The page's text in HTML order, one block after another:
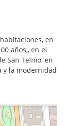
en
años,, en el
San Telmo, en
y la modernidad